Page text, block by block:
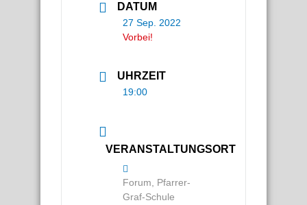
DATUM
27 Sep. 2022
Vorbei!
UHRZEIT
19:00
VERANSTALTUNGSORT
Forum, Pfarrer-
Graf-Schule